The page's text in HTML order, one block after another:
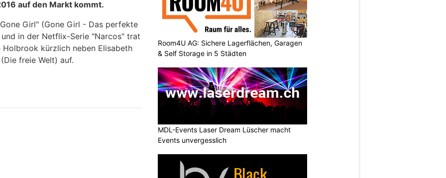
auf den Markt kommt.
Girl" (Gone Girl - Das perfekte
in der Netflix-Serie "Narcos" trat
kürzlich neben Elisabeth
freie Welt) auf.
Room4U AG: Sichere Lagerflächen, Garagen
& Self Storage in 5 Städten
MDL-Events Laser Dream Lüscher macht
Events unvergesslich